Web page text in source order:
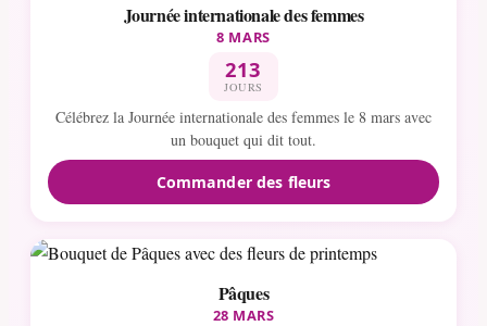
Journée internationale des femmes
8 MARS
213
JOURS
Célébrez la Journée internationale des femmes le 8 mars avec
un bouquet qui dit tout.
Commander des fleurs
Pâques
28 MARS